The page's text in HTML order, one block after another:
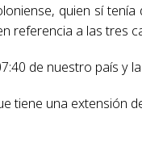
quien sí
referencia a las tres
de nuestro país y
tiene una extensión